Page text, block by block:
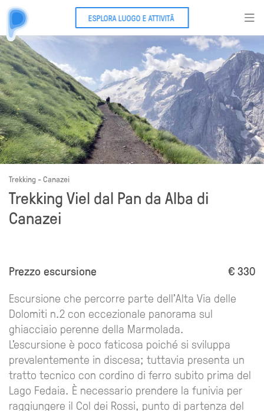
Trekking - Canazei
Trekking Viel dal Pan da Alba di
Canazei
Prezzo escursione € 330
Escursione che percorre parte dell’Alta Via delle
Dolomiti n.2 con eccezionale panorama sul
ghiacciaio perenne della Marmolada.
L’escursione è poco faticosa poiché si sviluppa
prevalentemente in discesa; tuttavia presenta un
tratto tecnico con cordino di ferro subito prima del
Lago Fedaia. È necessario prendere la funivia per
raggiungere il Col dei Rossi, punto di partenza del
ESPLORA LUOGO E ATTIVITÃ